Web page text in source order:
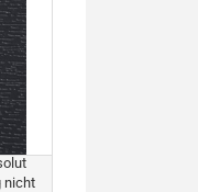
nicht